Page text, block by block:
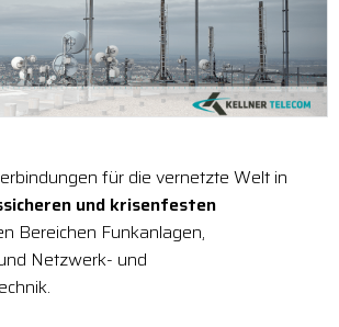
für die vernetzte Welt in
und krisenfesten
Bereichen Funkanlagen,
Netzwerk- und